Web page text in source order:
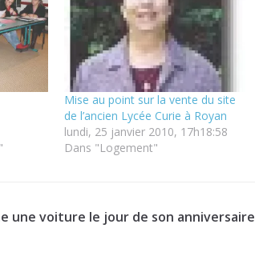
Mise au point sur la vente du site
de l’ancien Lycée Curie à Royan
lundi, 25 janvier 2010, 17h18:58
Dans "Logement"
une voiture le jour de son anniversaire